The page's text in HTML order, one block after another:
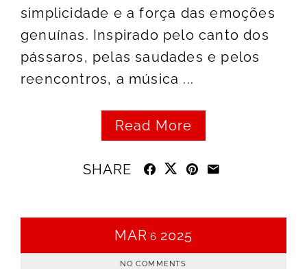
simplicidade e a força das emoções
genuínas. Inspirado pelo canto dos
pássaros, pelas saudades e pelos
reencontros, a música ...
Read More
SHARE
MAR 6 2025
NO COMMENTS